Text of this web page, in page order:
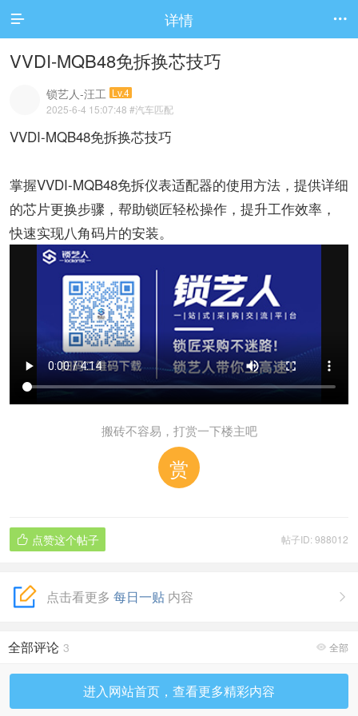
 详情 
VVDI-MQB48免拆换芯技巧
锁艺人-汪工 Lv.4
2025-6-4 15:07:48 #汽车匹配
VVDI-MQB48免拆换芯技巧
掌握VVDI-MQB48免拆仪表适配器的使用方法，提供详细
的芯片更换步骤，帮助锁匠轻松操作，提升工作效率，
快速实现八角码片的安装。
搬砖不容易，打赏一下楼主吧
赏
帖子ID: 988012
 点赞这个帖子

点击看更多 每日一贴 内容
 全部
全部评论 3
进入网站首页，查看更多精彩内容